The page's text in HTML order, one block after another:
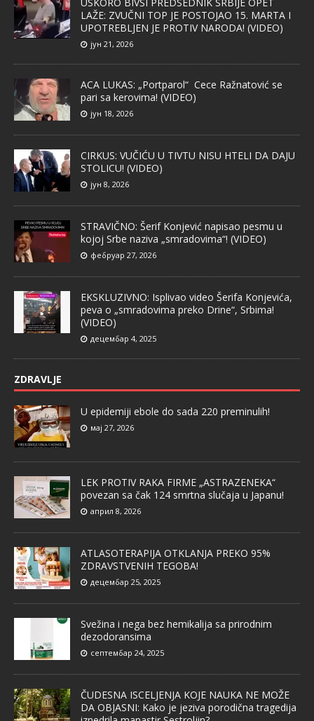
USKORO BIVŠI PREDSEDNIK SRBIJE OPET
LAŽE: ZVUČNI TOP JE POSTOJAO 15. MARTA I
UPOTREBLJEN JE PROTIV NARODA! (VIDEO)
јун 21, 2026
ACA LUKAS: „Portparol“ Cece Ražnatović se
pari sa kerovima! (VIDEO)
јун 18, 2026
CIRKUS: VUČIĆU U TIVTU NISU HTELI DA DAJU
STOLICU! (VIDEO)
јун 8, 2026
STRAVIČNO: Šerif Konjević napisao pesmu u
kojoj Srbe naziva „smradovima“! (VIDEO)
фебруар 27, 2026
EKSKLUZIVNO: Isplivao video Šerifa Konjevića,
peva o „smradovima preko Drine“, Srbima!
(VIDEO)
децембар 4, 2025
ZDRAVLJE
U epidemiji ebole do sada 220 preminulih!
мај 27, 2026
LEK PROTIV RAKA FIRME „ASTRAZENEKA“
povezan sa čak 124 smrtna slučaja u Japanu!
април 8, 2026
ATLASOTERAPIJA OTKLANJA PREKO 95%
ZDRAVSTVENIH TEGOBA!
децембар 25, 2025
Svežina i nega bez hemikalija sa prirodnim
dezodoransima
септембар 24, 2025
ČUDESNA ISCELJENJA KOJE NAUKA NE MOŽE
DA OBJASNI: Kako je jeziva porodična tragedija